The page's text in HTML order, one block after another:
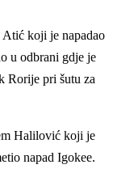
Atić koji je napadao
u odbrani gdje je
Rorije pri šutu za
Halilović koji je
napad Igokee.